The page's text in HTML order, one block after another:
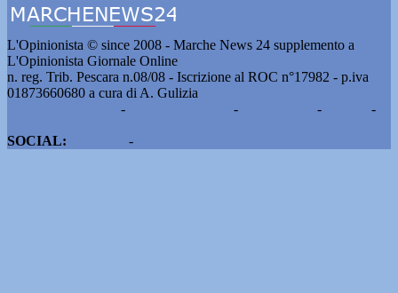
L'Opinionista © since 2008 - Marche News 24 supplemento a
L'Opinionista Giornale Online
n. reg. Trib. Pescara n.08/08 - Iscrizione al ROC n°17982 - p.iva
01873660680 a cura di A. Gulizia
- - -
-
SOCIAL:
-